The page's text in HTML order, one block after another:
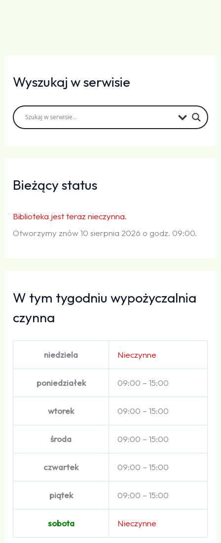
Wyszukaj w serwisie
Bieżący status
Biblioteka jest teraz nieczynna.
Otworzymy znów 10 sierpnia 2026 o godz. 09:00.
W tym tygodniu wypożyczalnia
czynna
niedziela Nieczynne
poniedziałek 09:00 – 15:00
wtorek 09:00 – 15:00
środa 09:00 – 15:00
czwartek 09:00 – 15:00
piątek 09:00 – 15:00
sobota Nieczynne